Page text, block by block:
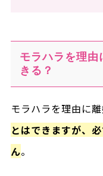
モラハラを理
きる？
モラハラを理由に
とはできますが、
ん。